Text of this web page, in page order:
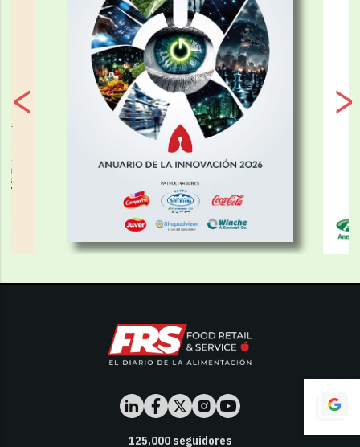
125,000seguidores